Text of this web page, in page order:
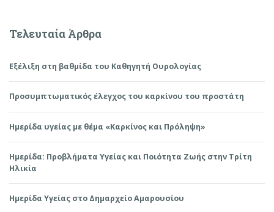
Τελευταία Άρθρα
Εξέλιξη στη βαθμίδα του Καθηγητή Ουρολογίας
Προσυμπτωματικός έλεγχος του καρκίνου του προστάτη
Ημερίδα υγείας με θέμα «Καρκίνος και Πρόληψη»
Ημερίδα: Προβλήματα Υγείας και Ποιότητα Ζωής στην Τρίτη
Ηλικία
Ημερίδα Υγείας στο Δημαρχείο Αμαρουσίου